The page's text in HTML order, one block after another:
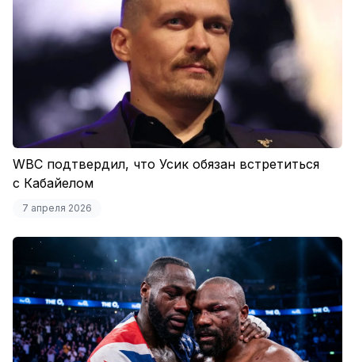
WBC подтвердил, что Усик обязан встретиться
с Кабайелом
7 апреля 2026